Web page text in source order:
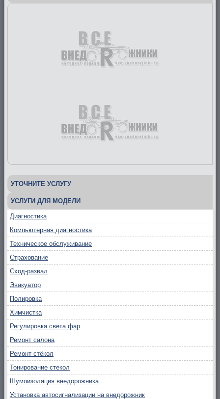
УТОЧНИТЕ УСЛУГУ
УСЛУГИ ДЛЯ МОДЕЛИ
Диагностика
Компьютерная диагностика
Техническое обслуживание
Страхование
Сход-развал
Эвакуатор
Полировка
Химчистка
Регулировка света фар
Ремонт салона
Ремонт стёкол
Тонирование стекол
Шумоизоляция внедорожника
Установка автосигнализации на внедорожник